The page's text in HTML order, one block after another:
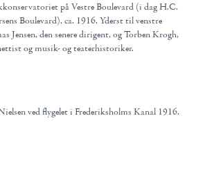
på Vestre Boulevard (i dag H.C.
Boulevard), ca. 1916. Yderst til venstre
Jensen, den senere dirigent, og Torben Krogh,
og musik- og teaterhistoriker.
ved flygelet i Frederiksholms Kanal 1916.